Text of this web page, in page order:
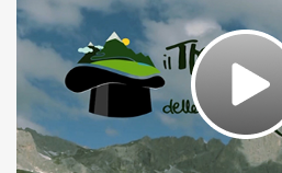
Play
Video